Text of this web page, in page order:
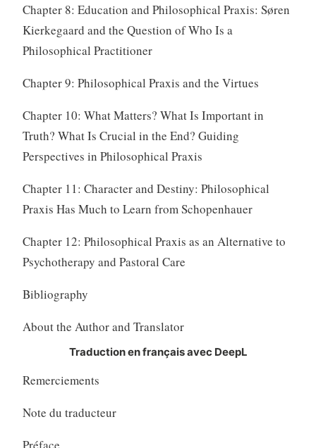
Chapter 8: Education and Philosophical Praxis: Søren
Kierkegaard and the Question of Who Is a
Philosophical Practitioner
Chapter 9: Philosophical Praxis and the Virtues
Chapter 10: What Matters? What Is Important in
Truth? What Is Crucial in the End? Guiding
Perspectives in Philosophical Praxis
Chapter 11: Character and Destiny: Philosophical
Praxis Has Much to Learn from Schopenhauer
Chapter 12: Philosophical Praxis as an Alternative to
Psychotherapy and Pastoral Care
Bibliography
About the Author and Translator
Traduction en français avec DeepL
Remerciements
Note du traducteur